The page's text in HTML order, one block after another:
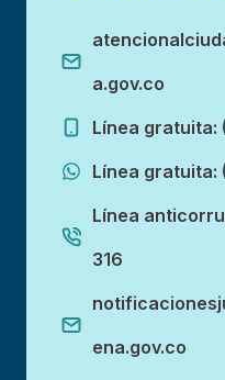
a.gov.co
Línea gratuita:
Línea gratuita:
Línea
316
ena.gov.co